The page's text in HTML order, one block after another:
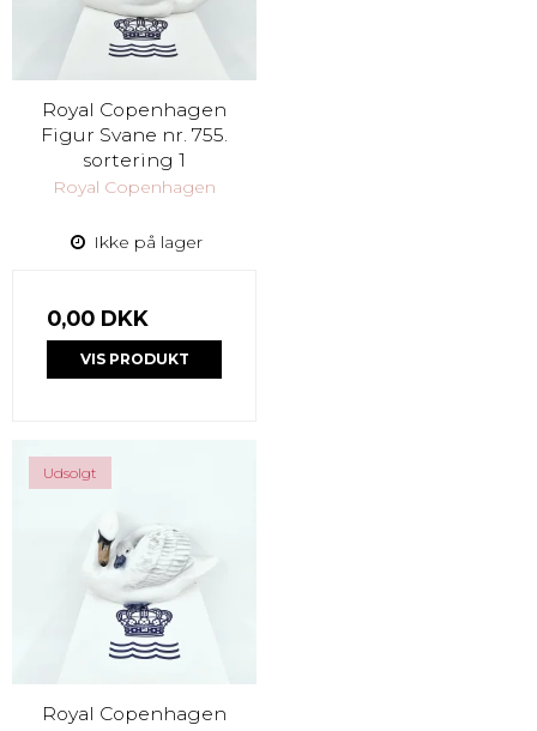
Royal Copenhagen
Figur Svane nr. 755.
sortering 1
Royal Copenhagen
Ikke på lager
0,00 DKK
VIS PRODUKT
Udsolgt
Royal Copenhagen